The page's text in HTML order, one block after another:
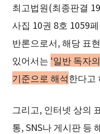
최고법원(최종판결
사집 10권 8호 1059
반론으로서, 해당 표
있어서는 ‘일반 독자
기준으로 해석한다고
그리고, 인터넷 상의
통, SNS나 게시판 등